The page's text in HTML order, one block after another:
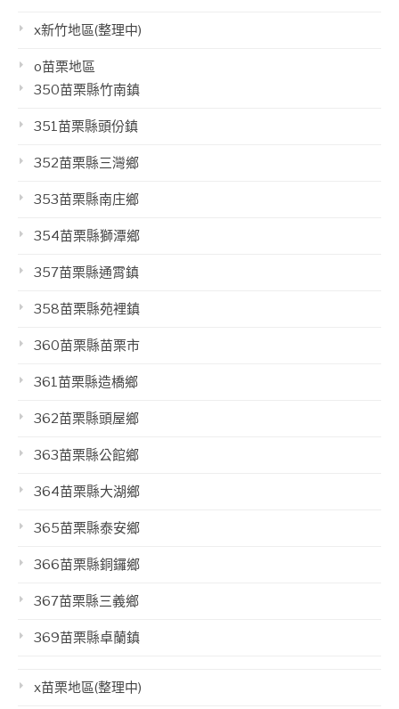
x新竹地區(整理中)
o苗栗地區
350苗栗縣竹南鎮
351苗栗縣頭份鎮
352苗栗縣三灣鄉
353苗栗縣南庄鄉
354苗栗縣獅潭鄉
357苗栗縣通霄鎮
358苗栗縣苑裡鎮
360苗栗縣苗栗市
361苗栗縣造橋鄉
362苗栗縣頭屋鄉
363苗栗縣公館鄉
364苗栗縣大湖鄉
365苗栗縣泰安鄉
366苗栗縣銅鑼鄉
367苗栗縣三義鄉
369苗栗縣卓蘭鎮
x苗栗地區(整理中)